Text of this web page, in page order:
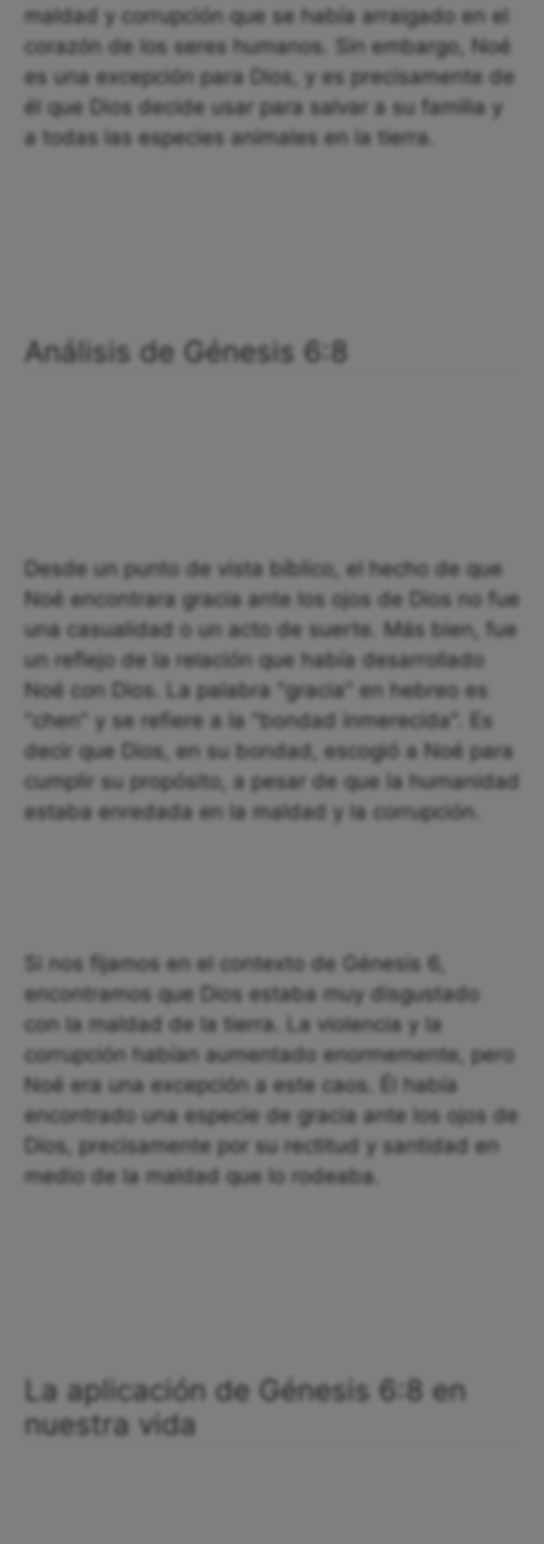
maldad y corrupción que se había arraigado en el
corazón de los seres humanos. Sin embargo, Noé
es una excepción para Dios, y es precisamente de
él que Dios decide usar para salvar a su familia y
a todas las especies animales en la tierra.
Análisis de Génesis 6:8
Desde un punto de vista bíblico, el hecho de que
Noé encontrara gracia ante los ojos de Dios no fue
una casualidad o un acto de suerte. Más bien, fue
un reflejo de la relación que había desarrollado
Noé con Dios. La palabra "gracia" en hebreo es
"chen" y se refiere a la "bondad inmerecida". Es
decir que Dios, en su bondad, escogió a Noé para
cumplir su propósito, a pesar de que la humanidad
estaba enredada en la maldad y la corrupción.
Si nos fijamos en el contexto de Génesis 6,
encontramos que Dios estaba muy disgustado
con la maldad de la tierra. La violencia y la
corrupción habían aumentado enormemente, pero
Noé era una excepción a este caos. Él había
encontrado una especie de gracia ante los ojos de
Dios, precisamente por su rectitud y santidad en
medio de la maldad que lo rodeaba.
La aplicación de Génesis 6:8 en
nuestra vida